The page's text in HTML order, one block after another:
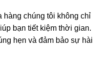
chúng tôi không chỉ
bạn tiết kiệm thời gian.
hẹn và đảm bảo sự hài